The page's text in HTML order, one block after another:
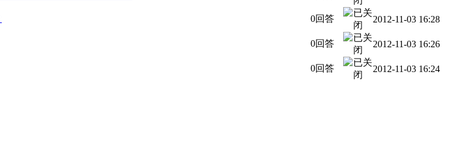
0回答 2012-11-03 16:28
0回答 2012-11-03 16:26
0回答
2012-11-03 16:24